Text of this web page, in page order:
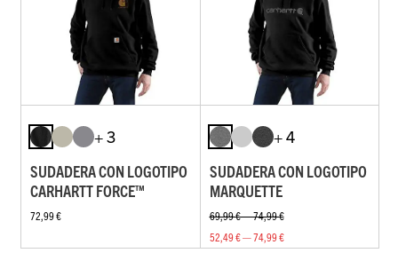
+ 3
SUDADERA CON LOGOTIPO
CARHARTT FORCE™
72,99 €
+ 4
SUDADERA CON LOGOTIPO
MARQUETTE
69,99 € — 74,99 €
52,49 € — 74,99 €